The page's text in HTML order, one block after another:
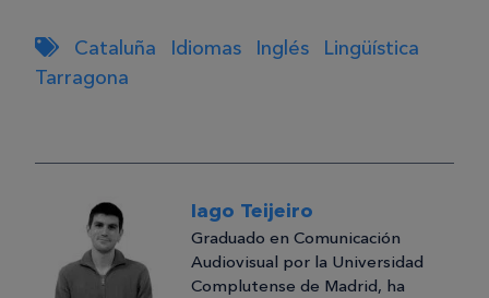
Cataluña Idiomas Inglés
Lingüística
Tarragona
Iago Teijeiro
Graduado en Comunicación
Audiovisual por la Universidad
Complutense de Madrid, ha